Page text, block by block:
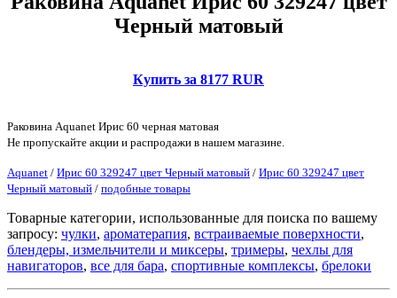
Черный матовый
Купить за 8177 RUR
Раковина Aquanet Ирис 60 черная матовая
Не пропускайте акции и распродажи в нашем магазине.
Aquanet / Ирис 60 329247 цвет Черный матовый / Ирис 60 329247 цвет
Черный матовый / подобные товары
Товарные категории, использованные для поиска по вашему
запросу: чулки, ароматерапия, встраиваемые поверхности,
блендеры, измельчители и миксеры, тримеры, чехлы для
навигаторов, все для бара, спортивные комплексы, брелоки